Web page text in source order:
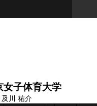
女子体育大学
及川 祐介